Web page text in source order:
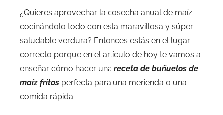
¿Quieres aprovechar la cosecha anual de maíz
cocinándolo todo con esta maravillosa y súper
saludable verdura? Entonces estás en el lugar
correcto porque en el artículo de hoy te vamos a
enseñar cómo hacer una receta de buñuelos de
maíz fritos perfecta para una merienda o una
comida rápida.